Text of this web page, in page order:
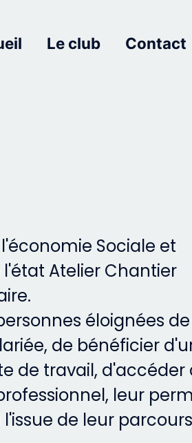
Le club Contact
l'économie Sociale et
l'état Atelier Chantier
éloignées de
de bénéficier
de travail, d'accéder
leur
de leur